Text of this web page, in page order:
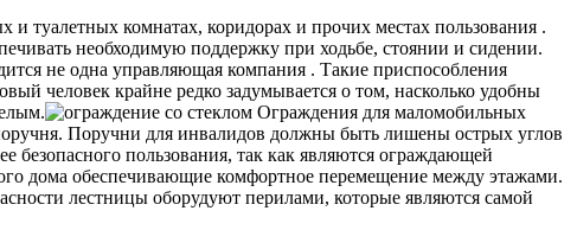
туалетных комнатах, коридорах и прочих местах пользования .
необходимую поддержку при ходьбе, стоянии и сидении.
не одна управляющая компания . Такие приспособления
человек крайне редко задумывается о том, насколько удобны
Ограждения для маломобильных
Поручни для инвалидов должны быть лишены острых углов
пользования, так как являются ограждающей
дома обеспечивающие комфортное перемещение между этажами.
лестницы оборудуют перилами, которые являются самой